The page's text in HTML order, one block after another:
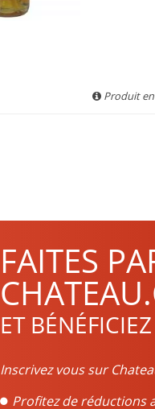
Produit en
FAITES
ET
Inscrivez vous sur
Profitez de réductions